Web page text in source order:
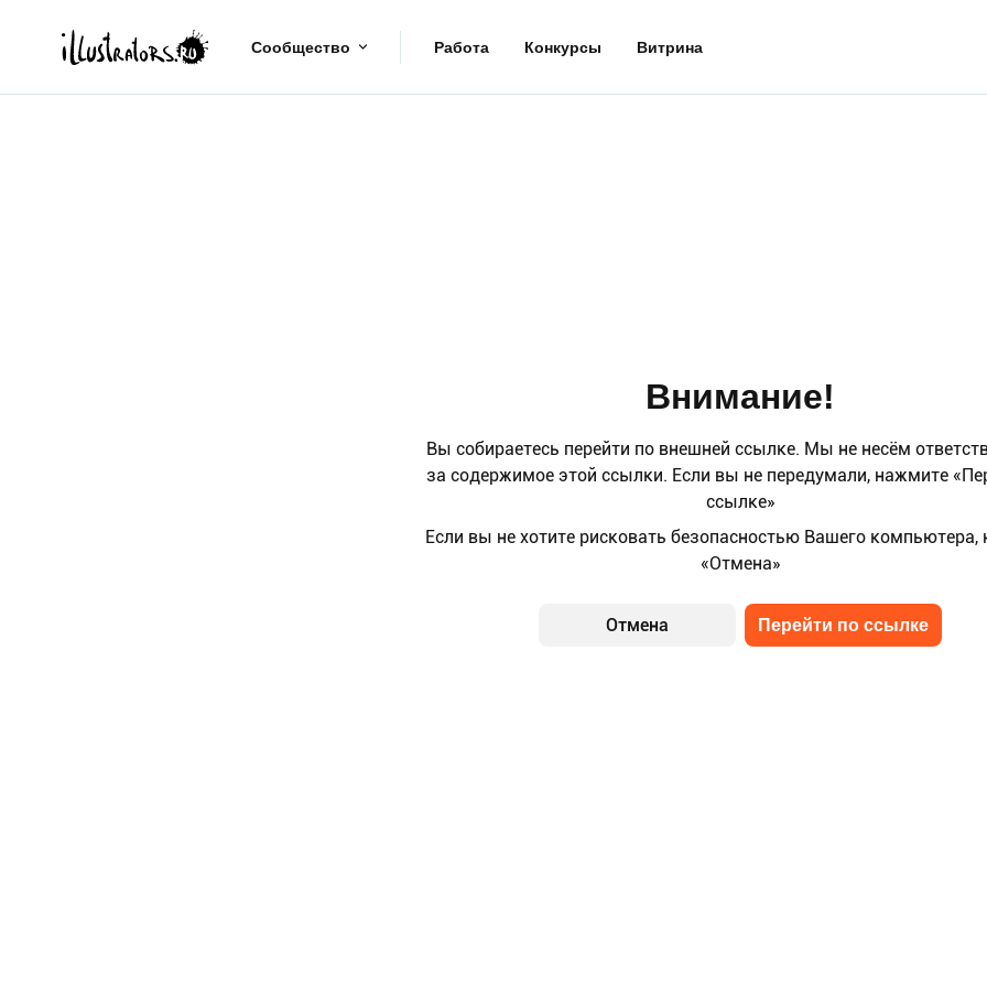
Сообщество Работа Конкурсы Витрина
Внимание!
Вы собираетесь перейти по внешней ссылке. Мы не несём
за содержимое этой ссылки. Если вы не передумали, нажмите
ссылке»
Если вы не хотите рисковать безопасностью Вашего компьютера,
«Отмена»
Отмена Перейти по ссылке